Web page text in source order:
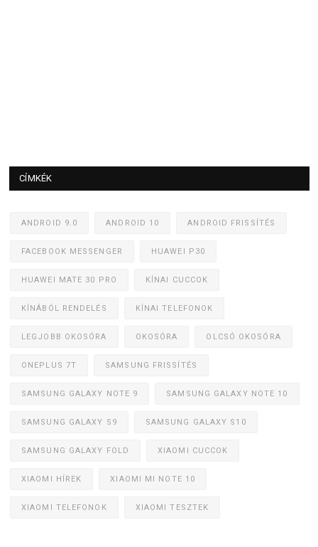
CÍMKÉK
ANDROID 9.0 ANDROID 10 ANDROID FRISSÍTÉS
FACEBOOK MESSENGER HUAWEI P30
HUAWEI MATE 30 PRO KÍNAI CUCCOK
KÍNÁBÓL RENDELÉS KÍNAI TELEFONOK
LEGJOBB OKOSÓRA OKOSÓRA OLCSÓ OKOSÓRA
ONEPLUS 7T SAMSUNG FRISSÍTÉS
SAMSUNG GALAXY NOTE 9 SAMSUNG GALAXY NOTE 10
SAMSUNG GALAXY S9 SAMSUNG GALAXY S10
SAMSUNG GALAXY FOLD XIAOMI CUCCOK
XIAOMI HÍREK XIAOMI MI NOTE 10
XIAOMI TELEFONOK XIAOMI TESZTEK